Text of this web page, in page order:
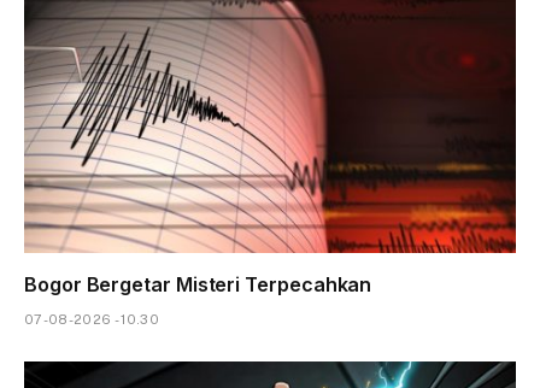
Bogor Bergetar Misteri Terpecahkan
07-08-2026 - 10.30